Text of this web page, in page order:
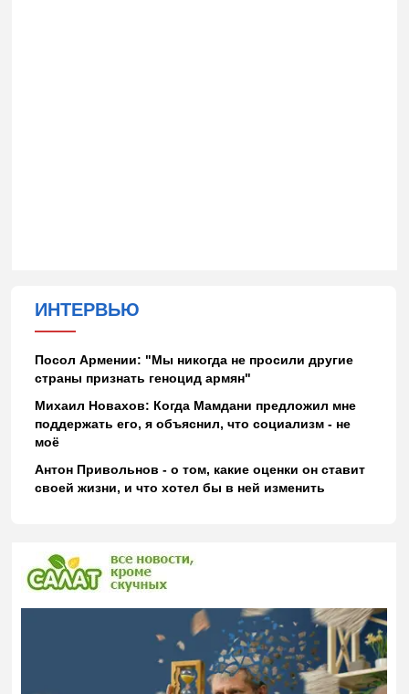
ИНТЕРВЬЮ
Посол Армении: "Мы никогда не просили другие
страны признать геноцид армян"
Михаил Новахов: Когда Мамдани предложил мне
поддержать его, я объяснил, что социализм - не
моё
Антон Привольнов - о том, какие оценки он ставит
своей жизни, и что хотел бы в ней изменить